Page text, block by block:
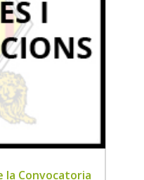
la Convocatoria